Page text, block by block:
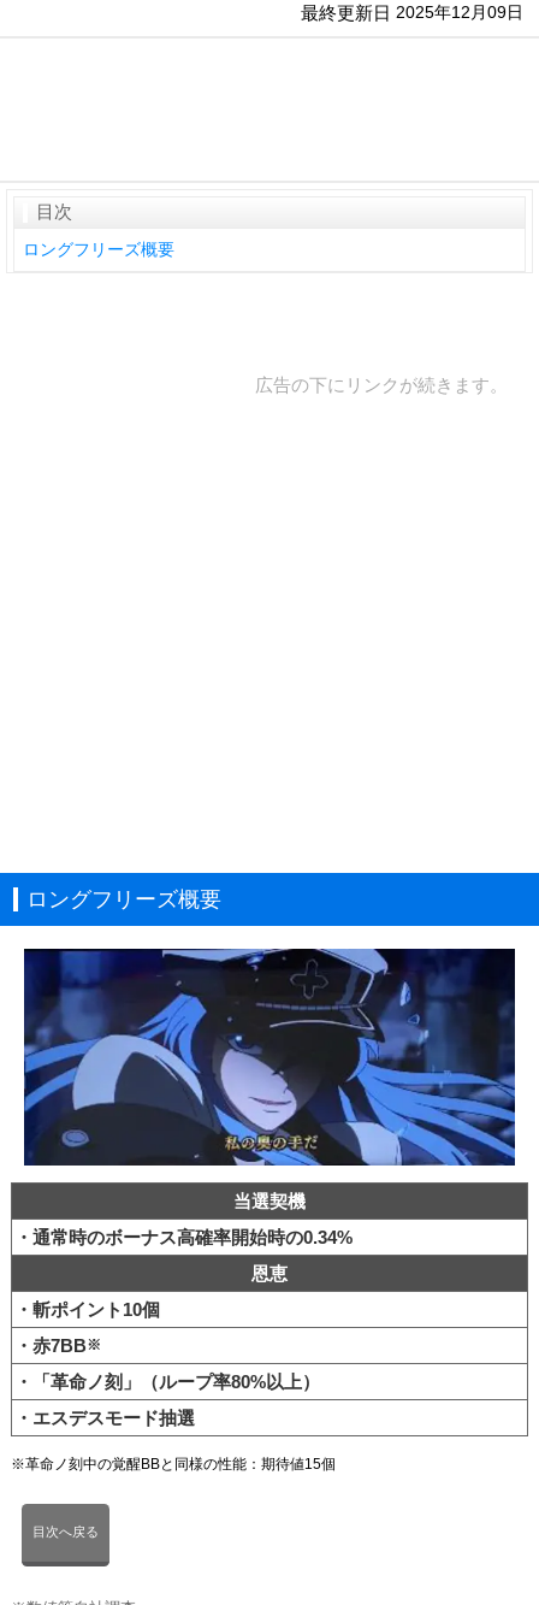
最終更新日 2025年12月09日
目次
ロングフリーズ概要
広告の下にリンクが続きます。
ロングフリーズ概要
当選契機
・通常時のボーナス高確率開始時の0.34%
恩恵
・斬ポイント10個
・赤7BB※
・「革命ノ刻」（ループ率80%以上）
・エスデスモード抽選
※革命ノ刻中の覚醒BBと同様の性能：期待値15個
目次へ戻る